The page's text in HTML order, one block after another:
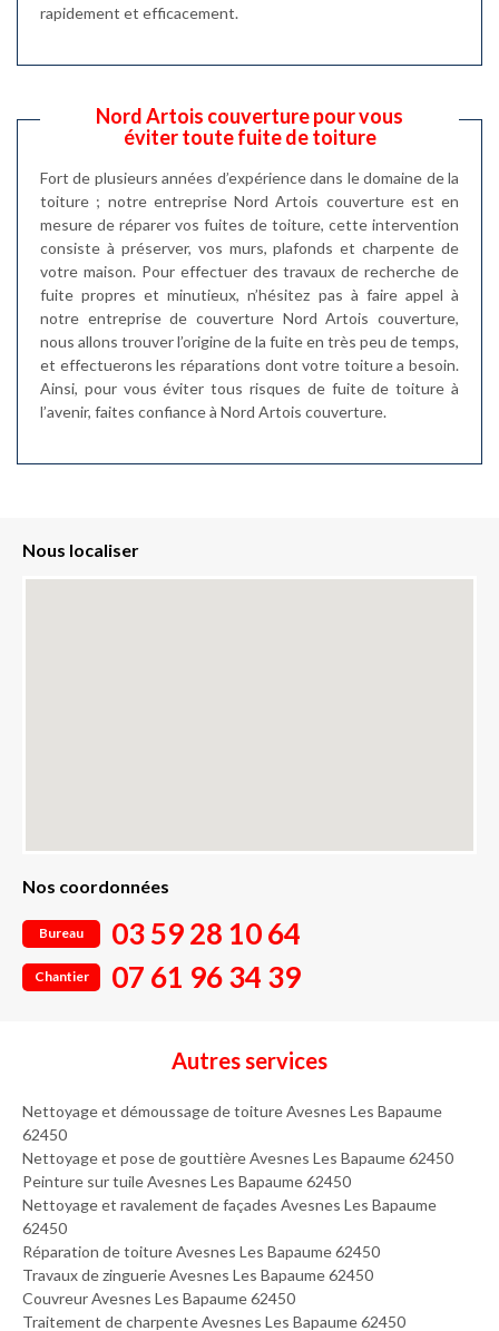
rapidement et efficacement.
Nord Artois couverture pour vous
éviter toute fuite de toiture
Fort de plusieurs années d’expérience dans le domaine de la
toiture ; notre entreprise Nord Artois couverture est en
mesure de réparer vos fuites de toiture, cette intervention
consiste à préserver, vos murs, plafonds et charpente de
votre maison. Pour effectuer des travaux de recherche de
fuite propres et minutieux, n’hésitez pas à faire appel à
notre entreprise de couverture Nord Artois couverture,
nous allons trouver l’origine de la fuite en très peu de temps,
et effectuerons les réparations dont votre toiture a besoin.
Ainsi, pour vous éviter tous risques de fuite de toiture à
l’avenir, faites confiance à Nord Artois couverture.
Nous localiser
Nos coordonnées
Bureau 03 59 28 10 64
Chantier 07 61 96 34 39
Autres services
Nettoyage et démoussage de toiture Avesnes Les Bapaume
62450
Nettoyage et pose de gouttière Avesnes Les Bapaume 62450
Peinture sur tuile Avesnes Les Bapaume 62450
Nettoyage et ravalement de façades Avesnes Les Bapaume
62450
Réparation de toiture Avesnes Les Bapaume 62450
Travaux de zinguerie Avesnes Les Bapaume 62450
Couvreur Avesnes Les Bapaume 62450
Traitement de charpente Avesnes Les Bapaume 62450